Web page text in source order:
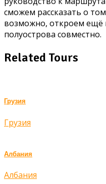
сможем рассказать о
возможно, откроем ещё
полуострова совместно.
Related Tours
Грузия
Грузия
Албания
Албания